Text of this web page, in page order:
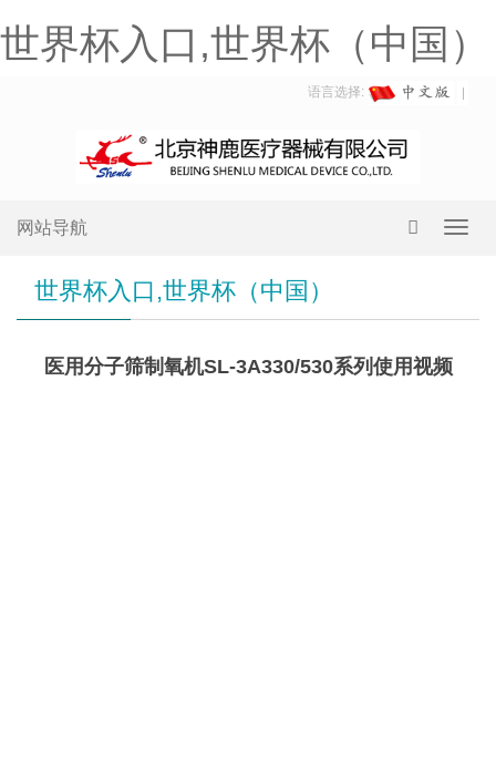
世界杯入口,世界杯（中国）
语言选择:
网站导航
世界杯入口,世界杯（中国）
医用分子筛制氧机SL-3A330/530系列使用视频